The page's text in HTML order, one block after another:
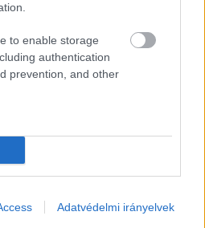
to enable storage
authentication
prevention, and other
Adatvédelmi irányelvek